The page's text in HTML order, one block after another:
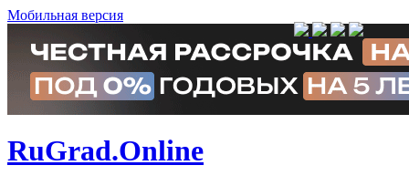
Мобильная версия
RuGrad.Online